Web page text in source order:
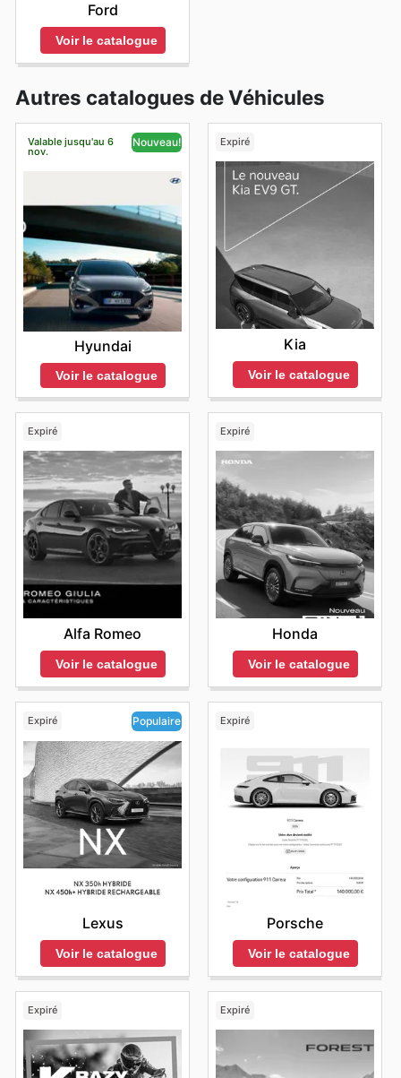
Ford
Voir le catalogue
Autres catalogues de Véhicules
Valable jusqu'au 6
nov.
Nouveau!
Hyundai
Voir le catalogue
Expiré
Kia
Voir le catalogue
Expiré
Alfa Romeo
Voir le catalogue
Expiré
Honda
Voir le catalogue
Expiré Populaire
Lexus
Voir le catalogue
Expiré
Porsche
Voir le catalogue
Expiré Expiré